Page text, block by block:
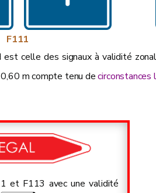
F111
est celle des signaux à validité
m compte tenu decirconstances
et F113 avec une validité